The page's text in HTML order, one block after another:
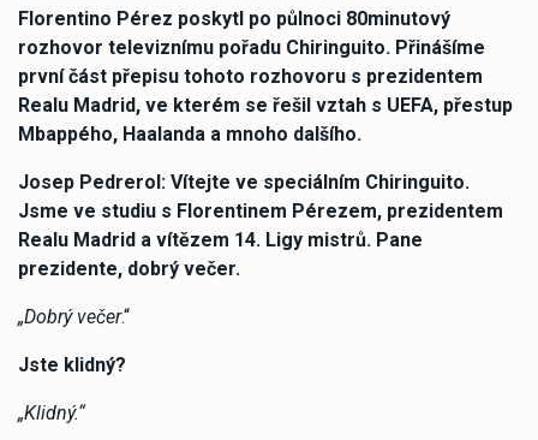
Florentino Pérez poskytl po půlnoci 80minutový
rozhovor televiznímu pořadu Chiringuito. Přinášíme
první část přepisu tohoto rozhovoru s prezidentem
Realu Madrid, ve kterém se řešil vztah s UEFA, přestup
Mbappého, Haalanda a mnoho dalšího.
Josep Pedrerol: Vítejte ve speciálním Chiringuito.
Jsme ve studiu s Florentinem Pérezem, prezidentem
Realu Madrid a vítězem 14. Ligy mistrů. Pane
prezidente, dobrý večer.
„Dobrý večer.“
Jste klidný?
„Klidný.“